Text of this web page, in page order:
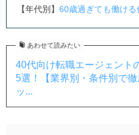
【年代別】60歳過ぎても働ける
あわせて読みたい
40代向け転職エージェント
5選！【業界別・条件別で
ッ...